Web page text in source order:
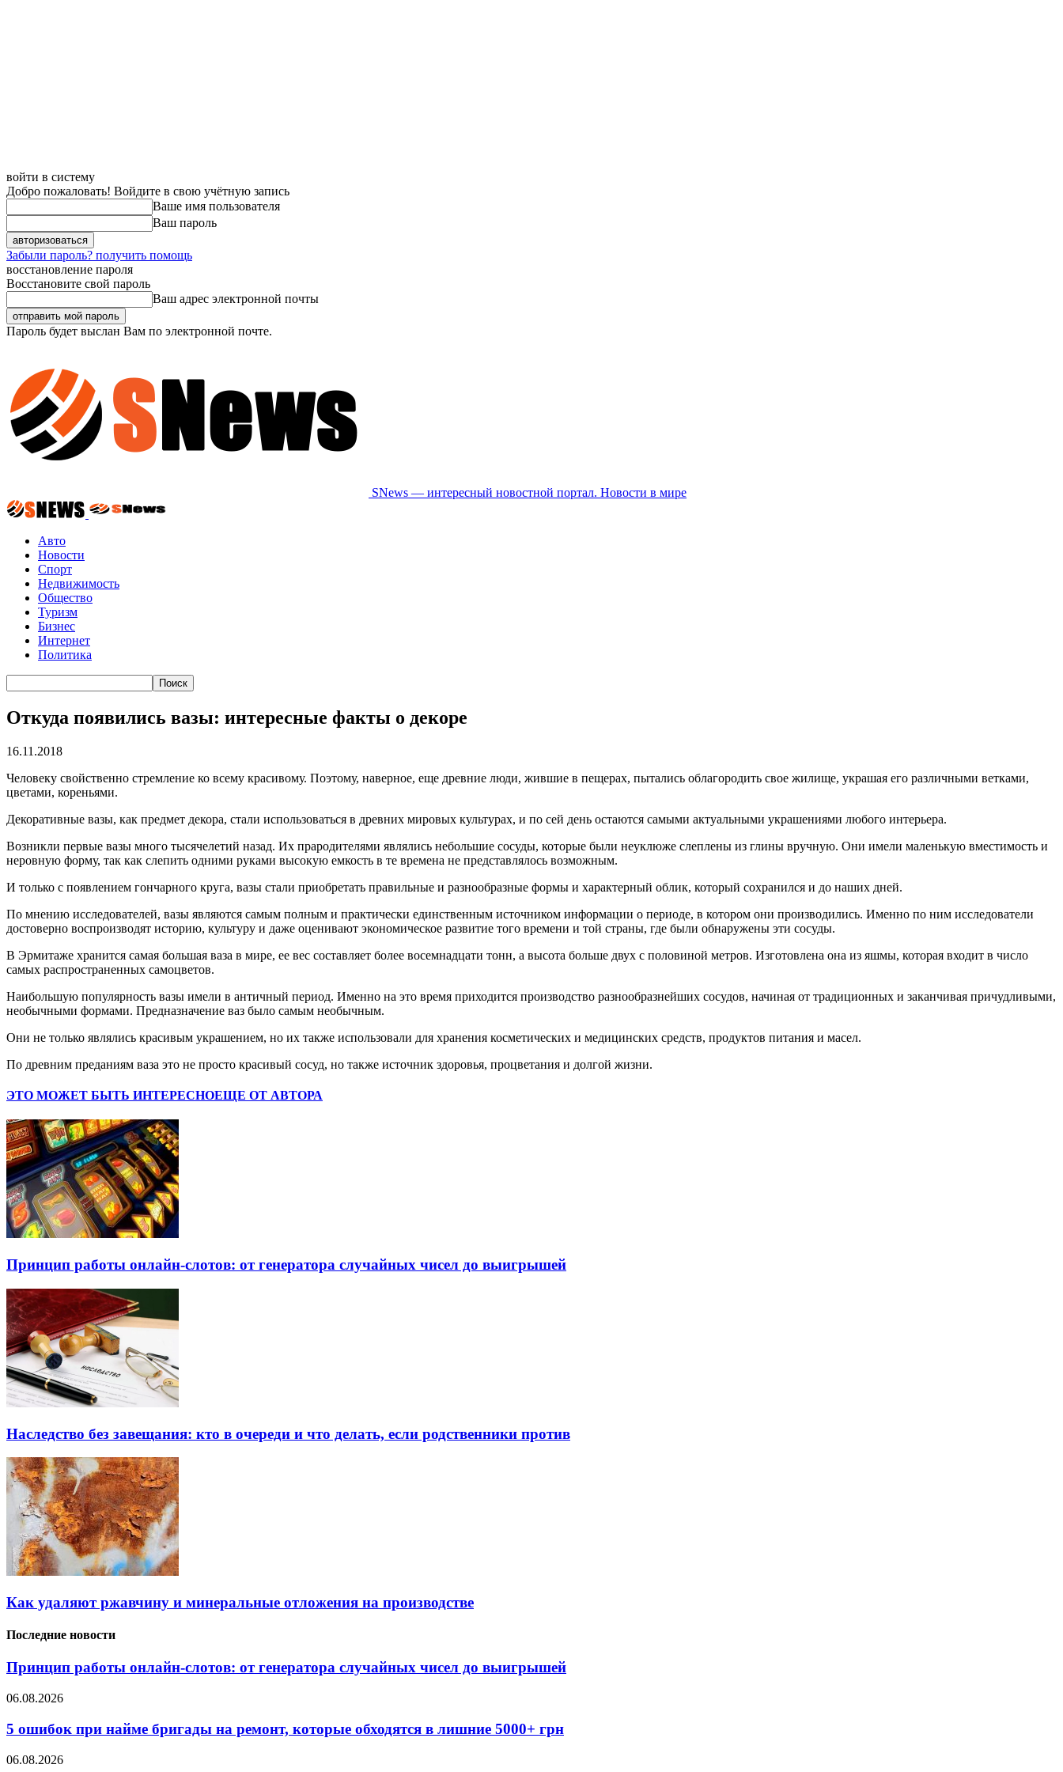
войти в систему
Добро пожаловать! Войдите в свою учётную запись
Ваше имя пользователя
Ваш пароль
Забыли пароль? получить помощь
восстановление пароля
Восстановите свой пароль
Ваш адрес электронной почты
Пароль будет выслан Вам по электронной почте.
SNews — интересный новостной портал. Новости в мире
Авто
Новости
Спорт
Недвижимость
Общество
Туризм
Бизнес
Интернет
Политика
Откуда появились вазы: интересные факты о декоре
16.11.2018
Человеку свойственно стремление ко всему красивому. Поэтому, наверное, еще древние люди, жившие в пещерах, пытались облагородить свое жилище, украшая его различными ветками,
цветами, кореньями.
Декоративные вазы, как предмет декора, стали использоваться в древних мировых культурах, и по сей день остаются самыми актуальными украшениями любого интерьера.
Возникли первые вазы много тысячелетий назад. Их прародителями являлись небольшие сосуды, которые были неуклюже слеплены из глины вручную. Они имели маленькую вместимость и
неровную форму, так как слепить одними руками высокую емкость в те времена не представлялось возможным.
И только с появлением гончарного круга, вазы стали приобретать правильные и разнообразные формы и характерный облик, который сохранился и до наших дней.
По мнению исследователей, вазы являются самым полным и практически единственным источником информации о периоде, в котором они производились. Именно по ним исследователи
достоверно воспроизводят историю, культуру и даже оценивают экономическое развитие того времени и той страны, где были обнаружены эти сосуды.
В Эрмитаже хранится самая большая ваза в мире, ее вес составляет более восемнадцати тонн, а высота больше двух с половиной метров. Изготовлена она из яшмы, которая входит в число
самых распространенных самоцветов.
Наибольшую популярность вазы имели в античный период. Именно на это время приходится производство разнообразнейших сосудов, начиная от традиционных и заканчивая причудливыми,
необычными формами. Предназначение ваз было самым необычным.
Они не только являлись красивым украшением, но их также использовали для хранения косметических и медицинских средств, продуктов питания и масел.
По древним преданиям ваза это не просто красивый сосуд, но также источник здоровья, процветания и долгой жизни.
ЭТО МОЖЕТ БЫТЬ ИНТЕРЕСНОЕЩЕ ОТ АВТОРА
Принцип работы онлайн-слотов: от генератора случайных чисел до выигрышей
Наследство без завещания: кто в очереди и что делать, если родственники против
Как удаляют ржавчину и минеральные отложения на производстве
Последние новости
Принцип работы онлайн-слотов: от генератора случайных чисел до выигрышей
06.08.2026
5 ошибок при найме бригады на ремонт, которые обходятся в лишние 5000+ грн
06.08.2026